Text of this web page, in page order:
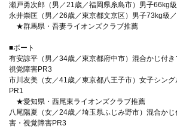
瀬戸勇次郎（男／21歳／福岡県糸島市）男子66kg
永井崇匡（男／26歳／東京都文京区）男子73kg級
★群馬県・吾妻ライオンズクラブ推薦
■ボート
有安諒平（男／34歳／東京都府中市）混合かじ付き
視覚障害PR3
市川友美（女／41歳／東京都八王子市）女子シン
PR1
★愛知県・西尾東ライオンズクラブ推薦
八尾陽夏（女／24歳／埼玉県ふじみ野市）混合か
害・視覚障害PR3